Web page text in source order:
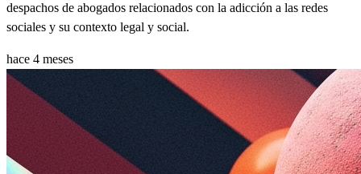
despachos de abogados relacionados con la adicción a las redes
sociales y su contexto legal y social.
hace 4 meses